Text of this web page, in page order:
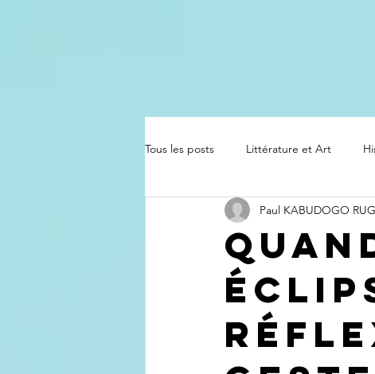
Tous les posts Littérature et Art
Paul KABUDOGO